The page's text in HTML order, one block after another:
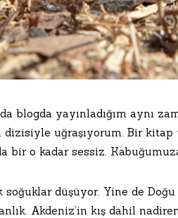
blogda yayınladığım aynı
dizisiyle uğraşıyorum. Bir
bir o kadar sessiz.
düşüyor. Yine de Doğu
Akdeniz’in kış dahil